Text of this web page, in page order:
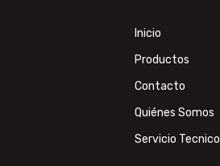
Inicio
Productos
Contacto
Quiénes Somos
Servicio Tecnico